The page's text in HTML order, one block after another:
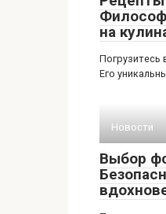
на
Его
Новости
Выбор